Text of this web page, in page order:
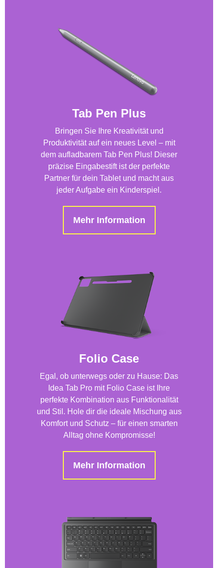
Tab Pen Plus
Bringen Sie Ihre Kreativität und
Produktivität auf ein neues Level – mit
dem aufladbarem Tab Pen Plus! Dieser
präzise Eingabestift ist der perfekte
Partner für dein Tablet und macht aus
jeder Aufgabe ein Kinderspiel.
Mehr Information
Folio Case
Egal, ob unterwegs oder zu Hause: Das
Idea Tab Pro mit Folio Case ist Ihre
perfekte Kombination aus Funktionalität
und Stil. Hole dir die ideale Mischung aus
Komfort und Schutz – für einen smarten
Alltag ohne Kompromisse!
Mehr Information